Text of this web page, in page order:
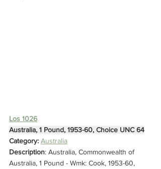
Los 1026
Australia, 1 Pound, 1953-60, Choice UNC 64
Category: Australia
Description: Australia, Commonwealth of
Australia, 1 Pound - Wmk: Cook, 1953-60,